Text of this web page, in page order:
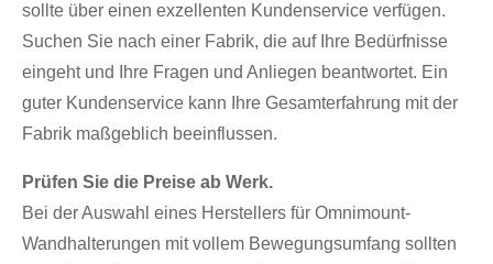
sollte über einen exzellenten Kundenservice verfügen.
Suchen Sie nach einer Fabrik, die auf Ihre Bedürfnisse
eingeht und Ihre Fragen und Anliegen beantwortet. Ein
guter Kundenservice kann Ihre Gesamterfahrung mit der
Fabrik maßgeblich beeinflussen.
Prüfen Sie die Preise ab Werk.
Bei der Auswahl eines Herstellers für Omnimount-
Wandhalterungen mit vollem Bewegungsumfang sollten